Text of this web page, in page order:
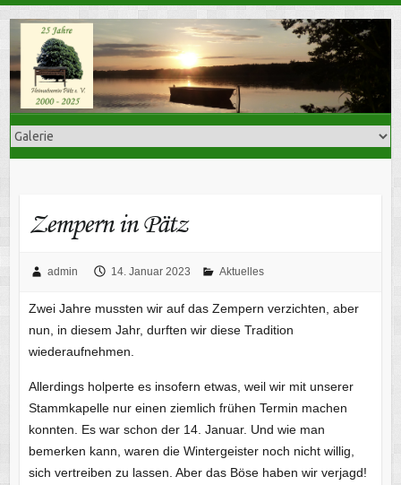
content
Zempern in Pätz
admin 14. Januar 2023 Aktuelles
Zwei Jahre mussten wir auf das Zempern verzichten, aber
nun, in diesem Jahr, durften wir diese Tradition
wiederaufnehmen.
Allerdings holperte es insofern etwas, weil wir mit unserer
Stammkapelle nur einen ziemlich frühen Termin machen
konnten. Es war schon der 14. Januar. Und wie man
bemerken kann, waren die Wintergeister noch nicht willig,
sich vertreiben zu lassen. Aber das Böse haben wir verjagd!